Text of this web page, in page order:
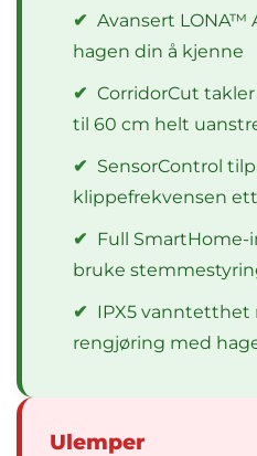
✔ Avansert
hagen din å kjenne
✔ CorridorCut
til 60 cm helt
✔ SensorControl
klippefrekvensen
✔ Full SmartHome-
bruke
✔ IPX5 vanntetthet
rengjøring med
Ulemper